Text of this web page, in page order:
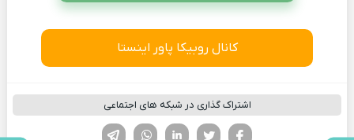
کانال روبیکا پاور اینستا
اشتراک گذاری در شبکه های اجتماعی
لینکدین تویتر
فیسوک